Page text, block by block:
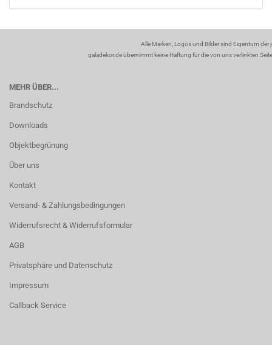
Alle Marken, Logos und Bilder sind Eigentum
galadekor.de übernimmt keine Haftung für die von uns verlinkten
MEHR ÜBER...
Brandschutz
Downloads
Objektbegrünung
Über uns
Kontakt
Versand- & Zahlungsbedingungen
Widerrufsrecht & Widerrufsformular
AGB
Privatsphäre und Datenschutz
Impressum
Callback Service